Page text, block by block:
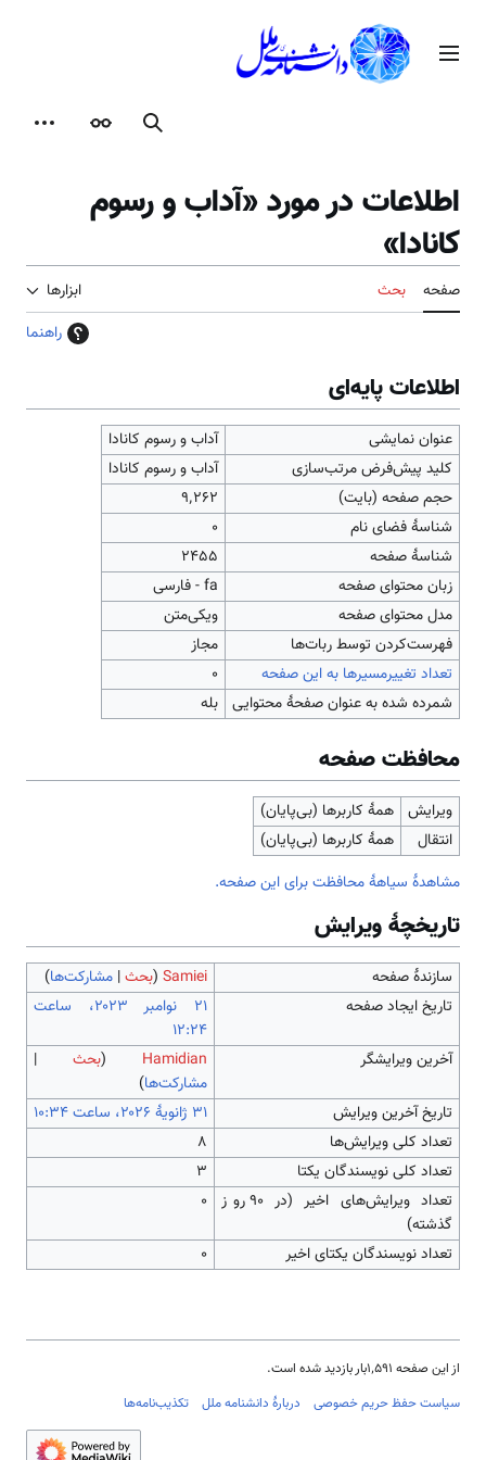
محتوامنوی اصلی
جستجوظاهر
اطلاعات در مورد «آداب و رسوم
کانادا»
صفحه بحث
ابزارها
راهنما
اطلاعات پایه‌ای
عنوان نمایشی
آداب و رسوم کانادا
کلید پیش‌فرض مرتب‌سازی
آداب و رسوم کانادا
حجم صفحه (بایت)
۹٬۲۶۲
شناسهٔ فضای نام
0
شناسهٔ صفحه
2455
زبان محتوای صفحه
fa - فارسی
مدل محتوای صفحه
ویکی‌متن
‌فهرست‌کردن توسط ربات‌ها
مجاز
تعداد تغییرمسیرها به این صفحه
۰
شمرده شده به عنوان صفحهٔ محتوایی
بله
محافظت صفحه
ویرایش
همهٔ کاربرها (بی‌پایان)
انتقال
همهٔ کاربرها (بی‌پایان)
مشاهدۀ سیاهۀ محافظت برای این صفحه.
تاریخچۀ ویرایش
سازندۀ صفحه Samiei
(بحث| مشارکت‌ها)
تاریخ ایجاد صفحه
‏۲۱ نوامبر ۲۰۲۳، ساعت
۱۲:۲۴
آخرین ویرایشگر
Hamidian
(بحث |
مشارکت‌ها)
تاریخ آخرین ویرایش
تعداد کلی ویرایش‌ها
۸
تعداد کلی نویسندگان یکتا
۳
تعداد ویرایش‌های اخیر (در ۹۰ روز
گذشته)
۰
تعداد نویسندگان یکتای اخیر ۰
از این صفحه ۱٬۵۹۱بار بازدید شده است.
سیاست حفظ حریم خصوصی
دربارهٔ دانشنامه ملل تکذیب‌نامه‌ها